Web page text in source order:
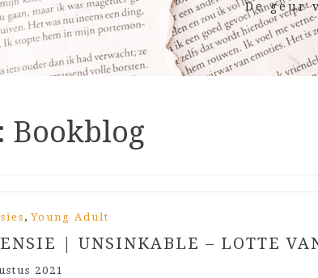
De geur
Bookblog
, Young Adult
| UNSINKABLE – LOTTE
2021